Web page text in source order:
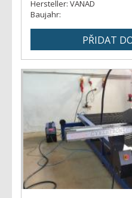
Hersteller: VANAD
Baujahr: